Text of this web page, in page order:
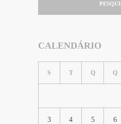
CALENDÁRIO
S T Q Q
3 4 5 6